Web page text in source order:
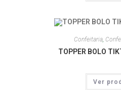
Confeitaria,
TOPPER BOLO
Ver